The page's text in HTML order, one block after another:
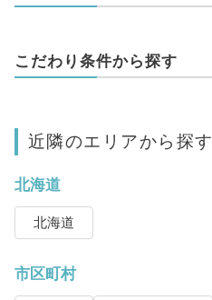
こだわり条件から探す
近隣のエリアから探す
北海道
北海道
市区町村